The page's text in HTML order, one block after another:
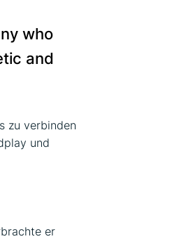
who
and
zu verbinden
und
er